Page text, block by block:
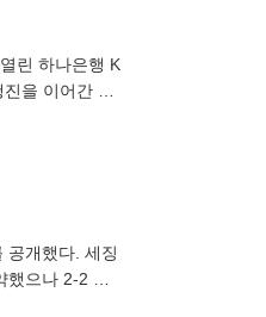
린 하나은행 K
을 이어간 전
공개했다. 세징
으나 2-2 무